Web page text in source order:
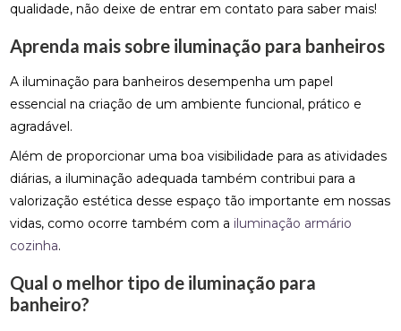
qualidade, não deixe de entrar em contato para saber mais!
Aprenda mais sobre iluminação para banheiros
A iluminação para banheiros desempenha um papel
essencial na criação de um ambiente funcional, prático e
agradável.
Além de proporcionar uma boa visibilidade para as atividades
diárias, a iluminação adequada também contribui para a
valorização estética desse espaço tão importante em nossas
vidas, como ocorre também com a iluminação armário
cozinha.
Qual o melhor tipo de iluminação para
banheiro?